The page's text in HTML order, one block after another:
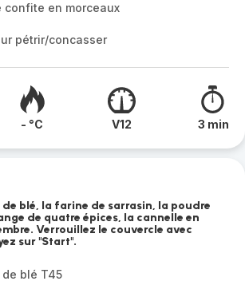
confite en morceaux
pétrir/concasser
- °C V12 3 min
blé, la farine de sarrasin, la poudre
de quatre épices, la cannelle en
Verrouillez le couvercle avec
sur "Start".
de blé T45